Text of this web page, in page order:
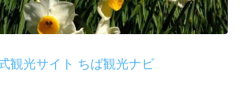
観光サイト ちば観光ナビ